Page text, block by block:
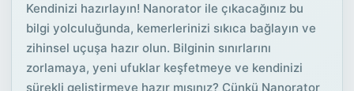
Kendinizi hazırlayın! Nanorator ile çıkacağınız bu
bilgi yolculuğunda, kemerlerinizi sıkıca bağlayın ve
zihinsel uçuşa hazır olun. Bilginin sınırlarını
zorlamaya, yeni ufuklar keşfetmeye ve kendinizi
sürekli geliştirmeye hazır mısınız? Çünkü Nanorator